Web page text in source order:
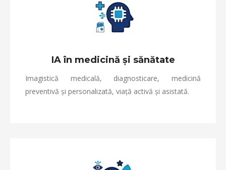
IA în medicină și sănătate
Imagistică medicală, diagnosticare, medicină
preventivă și personalizată, viață activă și asistată.